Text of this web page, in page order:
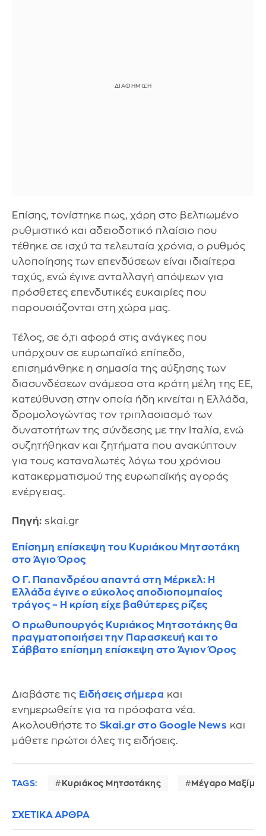
Επίσης, τονίστηκε πως, χάρη στο βελτιωμένο
ρυθμιστικό και αδειοδοτικό πλαίσιο που
τέθηκε σε ισχύ τα τελευταία χρόνια, ο ρυθμός
υλοποίησης των επενδύσεων είναι ιδιαίτερα
ταχύς, ενώ έγινε ανταλλαγή απόψεων για
πρόσθετες επενδυτικές ευκαιρίες που
παρουσιάζονται στη χώρα μας.
Τέλος, σε ό,τι αφορά στις ανάγκες που
υπάρχουν σε ευρωπαϊκό επίπεδο,
επισημάνθηκε η σημασία της αύξησης των
διασυνδέσεων ανάμεσα στα κράτη μέλη της ΕΕ,
κατεύθυνση στην οποία ήδη κινείται η Ελλάδα,
δρομολογώντας τον τριπλασιασμό των
δυνατοτήτων της σύνδεσης με την Ιταλία, ενώ
συζητήθηκαν και ζητήματα που ανακύπτουν
για τους καταναλωτές λόγω του χρόνιου
κατακερματισμού της ευρωπαϊκής αγοράς
ενέργειας.
Πηγή: skai.gr
Επίσημη επίσκεψη του Κυριάκου Μητσοτάκη
στο Άγιο Όρος
Ο Γ. Παπανδρέου απαντά στη Μέρκελ: Η
Ελλάδα έγινε ο εύκολος αποδιοπομπαίος
τράγος – Η κρίση είχε βαθύτερες ρίζες
Ο πρωθυπουργός Κυριάκος Μητσοτάκης θα
πραγματοποιήσει την Παρασκευή και το
Σάββατο επίσημη επίσκεψη στο Άγιον Όρος
Διαβάστε τις Ειδήσεις σήμερα και
ενημερωθείτε για τα πρόσφατα νέα.
Ακολουθήστε το Skai.gr στο Google News και
μάθετε πρώτοι όλες τις ειδήσεις.
TAGS: Κυριάκος Μητσοτάκης Μέγαρο Μαξίμου
ΣΧΕΤΙΚΑ ΑΡΘΡΑ